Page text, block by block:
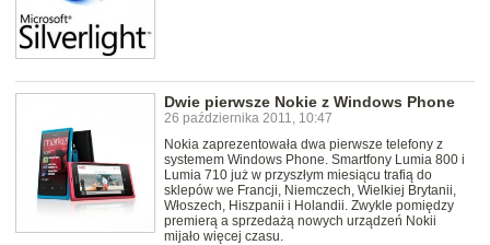
Dwie pierwsze Nokie z Windows Phone
26 października 2011, 10:47
Nokia zaprezentowała dwa pierwsze telefony z
systemem Windows Phone. Smartfony Lumia 800 i
Lumia 710 już w przyszłym miesiącu trafią do
sklepów we Francji, Niemczech, Wielkiej Brytanii,
Włoszech, Hiszpanii i Holandii. Zwykle pomiędzy
premierą a sprzedażą nowych urządzeń Nokii
mijało więcej czasu.